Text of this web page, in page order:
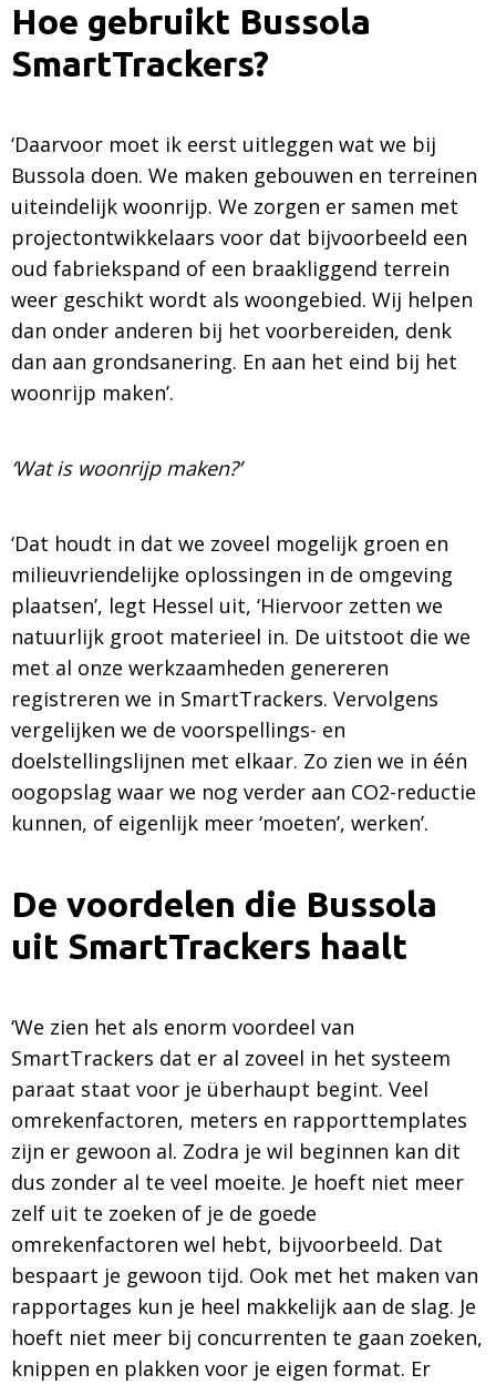
Hoe gebruikt Bussola
SmartTrackers?
‘Daarvoor moet ik eerst uitleggen wat we bij
Bussola doen. We maken gebouwen en terreinen
uiteindelijk woonrijp. We zorgen er samen met
projectontwikkelaars voor dat bijvoorbeeld een
oud fabriekspand of een braakliggend terrein
weer geschikt wordt als woongebied. Wij helpen
dan onder anderen bij het voorbereiden, denk
dan aan grondsanering. En aan het eind bij het
woonrijp maken’.
‘Wat is woonrijp maken?’
‘Dat houdt in dat we zoveel mogelijk groen en
milieuvriendelijke oplossingen in de omgeving
plaatsen’, legt Hessel uit, ‘Hiervoor zetten we
natuurlijk groot materieel in. De uitstoot die we
met al onze werkzaamheden genereren
registreren we in SmartTrackers. Vervolgens
vergelijken we de voorspellings- en
doelstellingslijnen met elkaar. Zo zien we in één
oogopslag waar we nog verder aan CO2-reductie
kunnen, of eigenlijk meer ‘moeten’, werken’.
De voordelen die Bussola
uit SmartTrackers haalt
‘We zien het als enorm voordeel van
SmartTrackers dat er al zoveel in het systeem
paraat staat voor je überhaupt begint. Veel
omrekenfactoren, meters en rapporttemplates
zijn er gewoon al. Zodra je wil beginnen kan dit
dus zonder al te veel moeite. Je hoeft niet meer
zelf uit te zoeken of je de goede
omrekenfactoren wel hebt, bijvoorbeeld. Dat
bespaart je gewoon tijd. Ook met het maken van
rapportages kun je heel makkelijk aan de slag. Je
hoeft niet meer bij concurrenten te gaan zoeken,
knippen en plakken voor je eigen format. Er